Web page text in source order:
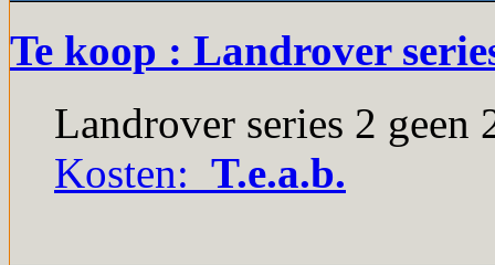
Te koop : Landrover
Landrover series 2 geen
Kosten: T.e.a.b.